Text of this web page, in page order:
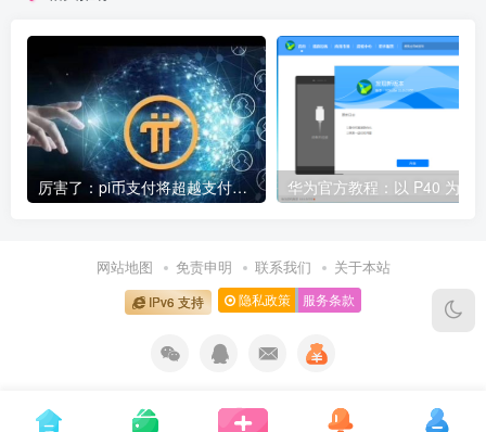
厉害了：pi币支付将超越支付宝微信成为全球第一大支付平台
网站地图 免责申明 联系我们 关于本站
IPv6 支持 隐私政策 服务条款